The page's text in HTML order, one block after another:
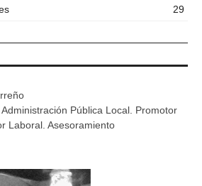
29
Pública Local. Promotor
Laboral. Asesoramiento